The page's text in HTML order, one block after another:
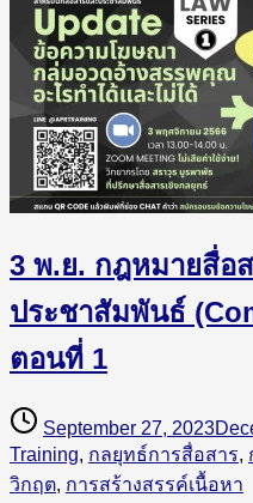
3 พ.ย. กฎหมายสื่อ
ประชาสัมพันธ์
ตอนที่ 1
September 27, 2023
Training, กลยุทธ์การสื่อสาร,
วิกฤต, การสร้างสรรค์เนื้อหา